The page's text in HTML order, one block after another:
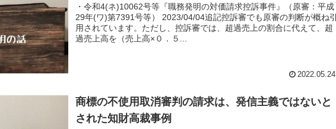
・令和4(ネ)10062号等『職務発明の対価請求控訴事件』（原審：平成
29年(ワ)第7391号等） 2023/04/04追記控訴審でも原審の判断が概ね引
用されています。ただし、控訴審では、超過売上の割合に代えて、超
過売上高を（売上高×０．５...
2022.05.24
商標の不使用取消審判の請求は、発信主義ではないと
された知財高裁事例